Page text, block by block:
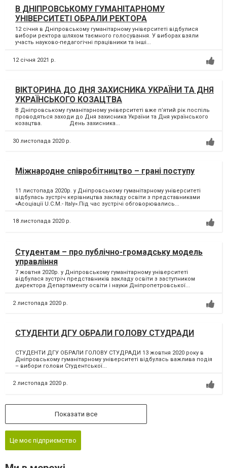
В ДНІПРОВСЬКОМУ ГУМАНІТАРНОМУ
УНІВЕРСИТЕТІ ОБРАЛИ РЕКТОРА
12 січня в Дніпровському гуманітарному університеті відбулися
вибори ректора шляхом таємного голосування. У виборах взяли
участь науково-педагогічні працівники та інші...
12 січня 2021 р.
ВІКТОРИНА ДО ДНЯ ЗАХИСНИКА УКРАЇНИ ТА ДНЯ
УКРАЇНСЬКОГО КОЗАЦТВА
В Дніпровському гуманітарному університеті вже п’ятий рік поспіль
проводяться заходи до Дня захисника України та Дня українського
козацтва. День захисника...
30 листопада 2020 р.
Міжнародне співробітництво – грані поступу
11 листопада 2020р. у Дніпровському гуманітарному університеті
відбулась зустріч керівництва закладу освіти з представниками
«Асоціації U.C.M.- Italy».Під час зустрічі обговорювались...
18 листопада 2020 р.
Студентам – про публічно-громадську модель
управління
7 жовтня 2020р. у Дніпровському гуманітарному університеті
відбулася зустріч представників закладу освіти з заступником
директора Департаменту освіти і науки Дніпропетровської...
2 листопада 2020 р.
СТУДЕНТИ ДГУ ОБРАЛИ ГОЛОВУ СТУДРАДИ
СТУДЕНТИ ДГУ ОБРАЛИ ГОЛОВУ СТУДРАДИ 13 жовтня 2020 року в
Дніпровському гуманітарному університеті відбулась важлива подія
– вибори голови Студентської...
2 листопада 2020 р.
Показати все
Це моє підприємство